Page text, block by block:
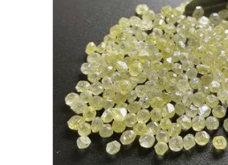
PRIVACY
POLICY